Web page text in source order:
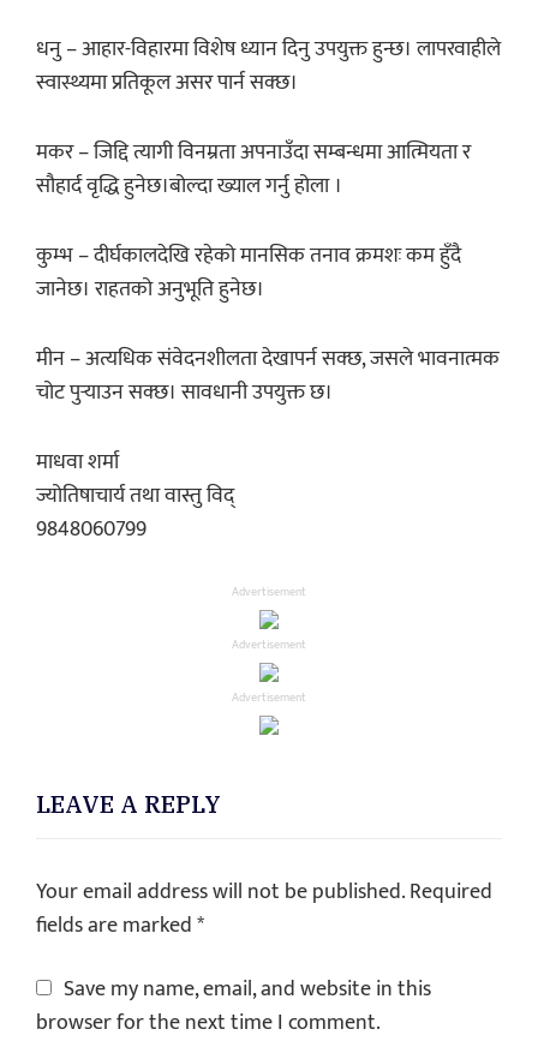
धनु – आहार-विहारमा विशेष ध्यान दिनु उपयुक्त हुन्छ। लापरवाहीले
स्वास्थ्यमा प्रतिकूल असर पार्न सक्छ।
मकर – जिद्दि त्यागी विनम्रता अपनाउँदा सम्बन्धमा आत्मियता र
सौहार्द वृद्धि हुनेछ।बोल्दा ख्याल गर्नु होला ।
कुम्भ – दीर्घकालदेखि रहेको मानसिक तनाव क्रमशः कम हुँदै
जानेछ। राहतको अनुभूति हुनेछ।
मीन – अत्यधिक संवेदनशीलता देखापर्न सक्छ, जसले भावनात्मक
चोट पुर्‍याउन सक्छ। सावधानी उपयुक्त छ।
माधवा शर्मा
ज्योतिषाचार्य तथा वास्तु विद्
9848060799
Advertisement
Advertisement
Advertisement
LEAVE A REPLY
Your email address will not be published.Required
fields are marked*
Save my name, email, and website in this
browser for the next time I comment.